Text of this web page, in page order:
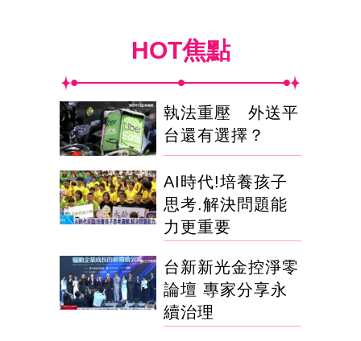
HOT焦點
執法重壓 外送平
台還有選擇？
AI時代!培養孩子
思考.解決問題能
力更重要
台新新光金控淨零
論壇 專家分享永
續治理